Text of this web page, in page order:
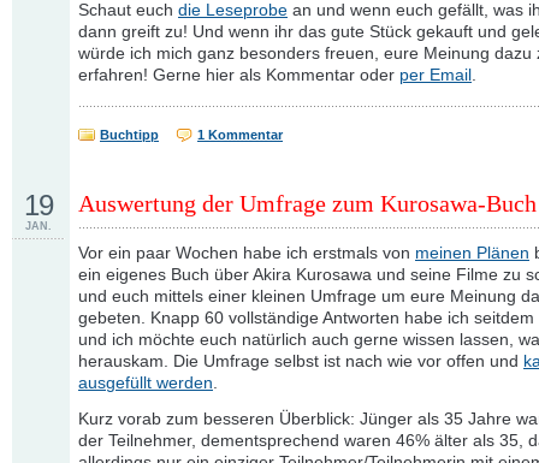
Schaut euch die Leseprobe an und wenn euch gefällt, was
dann greift zu! Und wenn ihr das gute Stück gekauft und
würde ich mich ganz besonders freuen, eure Meinung dazu
erfahren! Gerne hier als Kommentar oder per Email .
Buchtipp 1 Kommentar
Auswertung der Umfrage zum Kurosawa-Buch
19
JAN.
Vor ein paar Wochen habe ich erstmals von meinen Plänen
ein eigenes Buch über Akira Kurosawa und seine Filme zu
und euch mittels einer kleinen Umfrage um eure Meinung
gebeten. Knapp 60 vollständige Antworten habe ich seitdem
und ich möchte euch natürlich auch gerne wissen lassen,
herauskam. Die Umfrage selbst ist nach wie vor offen und
ausgefüllt werden.
Kurz vorab zum besseren Überblick: Jünger als 35 Jahre
der Teilnehmer, dementsprechend waren 46% älter als 35,